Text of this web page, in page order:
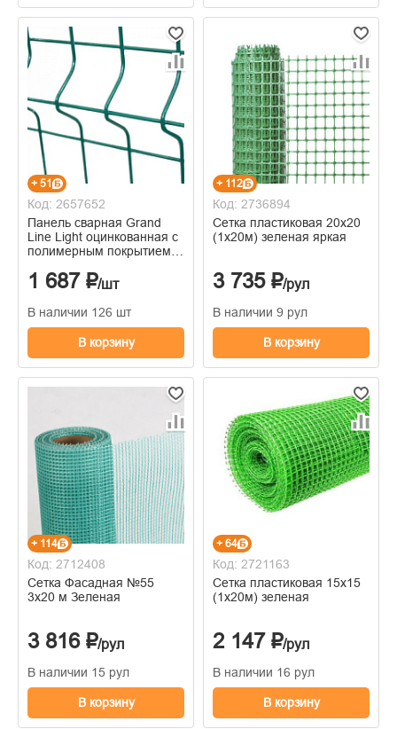
+ 51
Код: 2657652
Панель сварная Grand
Line Light оцинкованная с
полимерным покрытием
1 687 ₽/шт
В наличии 126 шт
В корзину
+ 112
Код: 2736894
Сетка пластиковая 20х20
(1х20м) зеленая яркая
3 735 ₽/рул
В наличии 9 рул
В корзину
+ 114
Код: 2712408
Сетка Фасадная №55
3х20 м Зеленая
3 816 ₽/рул
В наличии 15 рул
В корзину
+ 64
Код: 2721163
Сетка пластиковая 15х15
(1х20м) зеленая
2 147 ₽/рул
В наличии 16 рул
В корзину